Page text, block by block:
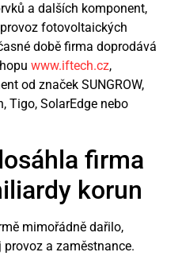
a dalších komponent,
fotovoltaických
době firma doprodává
www.iftech.cz,
od značek SUNGROW,
Tigo, SolarEdge nebo
firma
korun
mimořádně dařilo,
a zaměstnance.